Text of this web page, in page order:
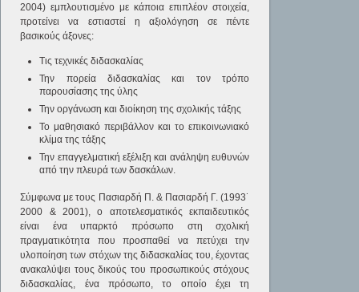
2004) εμπλουτισμένο με κάποια επιπλέον στοιχεία,
προτείνει να εστιαστεί η αξιολόγηση σε πέντε
βασικούς άξονες:
Τις τεχνικές διδασκαλίας
Την πορεία διδασκαλίας και τον τρόπο
παρουσίασης της ύλης
Την οργάνωση και διοίκηση της σχολικής τάξης
Το μαθησιακό περιβάλλον και το επικοινωνιακό
κλίμα της τάξης
Την επαγγελματική εξέλιξη και ανάληψη ευθυνών
από την πλευρά των δασκάλων.
Σύμφωνα με τους Πασιαρδή Π. & Πασιαρδή Γ. (1993˙
2000 & 2001), ο αποτελεσματικός εκπαιδευτικός
είναι ένα υπαρκτό πρόσωπο στη σχολική
πραγματικότητα που προσπαθεί να πετύχει την
υλοποίηση των στόχων της διδασκαλίας του, έχοντας
ανακαλύψει τους δικούς του προσωπικούς στόχους
διδασκαλίας, ένα πρόσωπο, το οποίο έχει τη